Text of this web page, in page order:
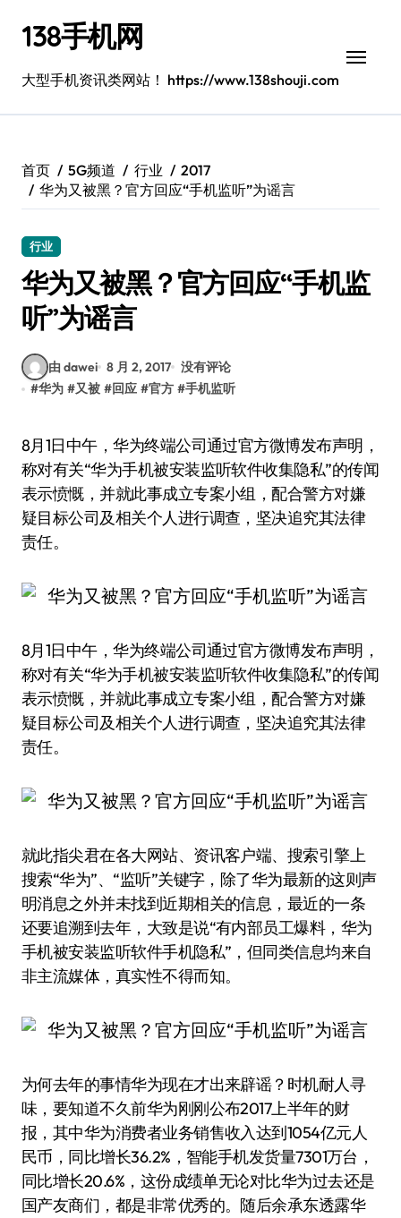
138手机网
大型手机资讯类网站！ https://www.138shouji.com
首页 5G频道 行业
2017
华为又被黑？官方回应“手机监听”为谣言
行业
华为又被黑？官方回应“手机监
听”为谣言
由 dawei 8 月 2, 2017 没有评论
#华为 #又被 #回应 #官方 #手机监听
8月1日中午，华为终端公司通过官方微博发布声明，
称对有关“华为手机被安装监听软件收集隐私”的传闻
表示愤慨，并就此事成立专案小组，配合警方对嫌
疑目标公司及相关个人进行调查，坚决追究其法律
责任。
8月1日中午，华为终端公司通过官方微博发布声明，
称对有关“华为手机被安装监听软件收集隐私”的传闻
表示愤慨，并就此事成立专案小组，配合警方对嫌
疑目标公司及相关个人进行调查，坚决追究其法律
责任。
就此指尖君在各大网站、资讯客户端、搜索引擎上
搜索“华为”、“监听”关键字，除了华为最新的这则声
明消息之外并未找到近期相关的信息，最近的一条
还要追溯到去年，大致是说“有内部员工爆料，华为
手机被安装监听软件手机隐私”，但同类信息均来自
非主流媒体，真实性不得而知。
为何去年的事情华为现在才出来辟谣？时机耐人寻
味，要知道不久前华为刚刚公布2017上半年的财
报，其中华为消费者业务销售收入达到1054亿元人
民币，同比增长36.2%，智能手机发货量7301万台，
同比增长20.6%，这份成绩单无论对比华为过去还是
国产友商们，都是非常优秀的。随后余承东透露华